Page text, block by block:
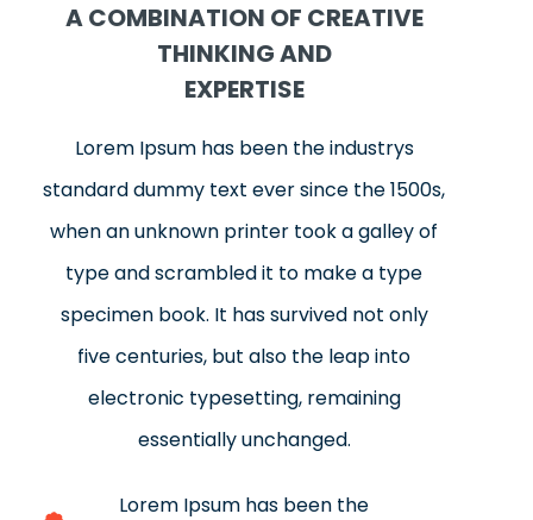
A COMBINATION OF CREATIVE
THINKING AND
EXPERTISE
Lorem Ipsum has been the industrys
standard dummy text ever since the 1500s,
when an unknown printer took a galley of
type and scrambled it to make a type
specimen book. It has survived not only
five centuries, but also the leap into
electronic typesetting, remaining
essentially unchanged.
Lorem Ipsum has been the